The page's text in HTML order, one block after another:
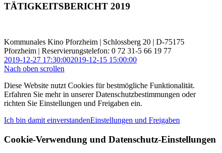
TÄTIGKEITSBERICHT 2019
Kommunales Kino Pforzheim | Schlossberg 20 | D-75175
Pforzheim | Reservierungstelefon: 0 72 31-5 66 19 77
2019-12-27 17:30:002019-12-15 15:00:00
Nach oben scrollen
Diese Website nutzt Cookies für bestmögliche Funktionalität.
Erfahren Sie mehr in unserer Datenschutzbestimmungen oder
richten Sie Einstellungen und Freigaben ein.
Ich bin damit einverstandenEinstellungen und Freigaben
Cookie-Verwendung und Datenschutz-Einstellungen